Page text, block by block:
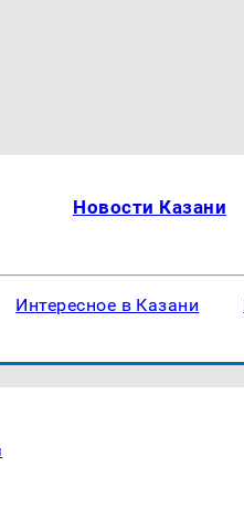
Новости Казани
Интересное в Казани